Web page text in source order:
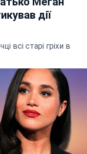
дії
всі старі гріхи в